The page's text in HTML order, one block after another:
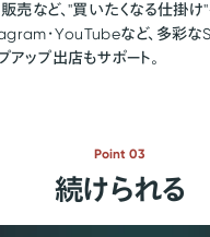
売など、"買いたくなる仕掛け
・YouTubeなど、多彩な
アップ出店もサポート。
Point 03
続けられる